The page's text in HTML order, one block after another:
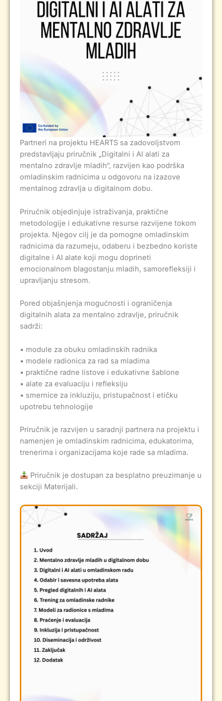
Partneri na projektu HEARTS sa zadovoljstvom
predstavljaju priručnik „Digitalni i AI alati za
mentalno zdravlje mladih“, razvijen kao podrška
omladinskim radnicima u odgovoru na izazove
mentalnog zdravlja u digitalnom dobu.
Priručnik objedinjuje istraživanja, praktične
metodologije i edukativne resurse razvijene tokom
projekta. Njegov cilj je da pomogne omladinskim
radnicima da razumeju, odaberu i bezbedno koriste
digitalne i AI alate koji mogu doprineti
emocionalnom blagostanju mladih, samorefleksiji i
upravljanju stresom.
Pored objašnjenja mogućnosti i ograničenja
digitalnih alata za mentalno zdravlje, priručnik
sadrži:
• module za obuku omladinskih radnika
• modele radionica za rad sa mladima
• praktične radne listove i edukativne šablone
• alate za evaluaciju i refleksiju
• smernice za inkluziju, pristupačnost i etičku
upotrebu tehnologije
Priručnik je razvijen u saradnji partnera na projektu i
namenjen je omladinskim radnicima, edukatorima,
trenerima i organizacijama koje rade sa mladima.
Priručnik je dostupan za besplatno preuzimanje u
sekciji Materijali.